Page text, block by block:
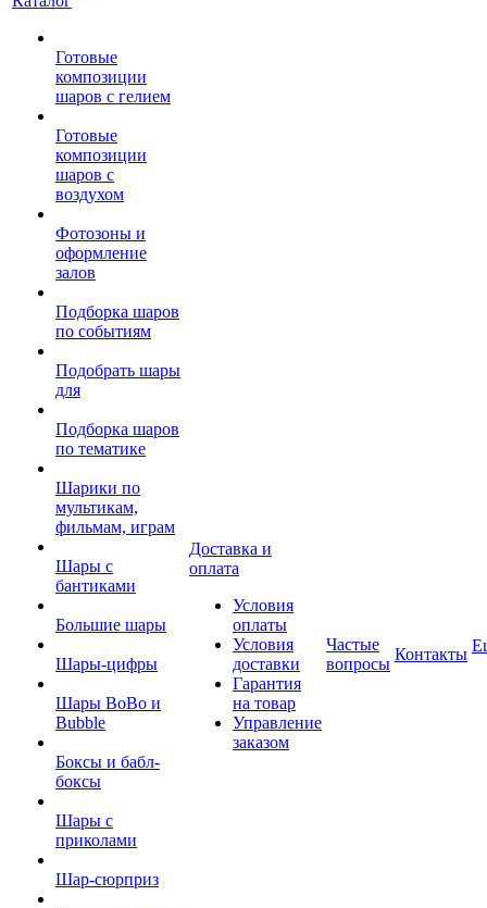
Готовые
композиции
шаров с гелием
Готовые
композиции
шаров с
воздухом
Фотозоны и
оформление
залов
Подборка шаров
по событиям
Подобрать шары
для
Подборка шаров
по тематике
Шарики по
мультикам,
фильмам, играм
Шары с
бантиками
Большие шары
Шары-цифры
Шары BoBo и
Bubble
Боксы и бабл-
боксы
Шары с
приколами
Шар-сюрприз
Доставка и
оплата
Условия
оплаты
Условия
доставки
Гарантия
на товар
Управление
заказом
Частые
вопросы
Контакты